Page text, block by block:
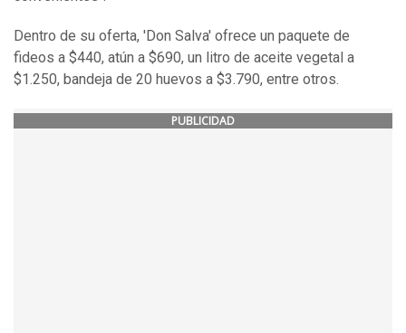
Dentro de su oferta, 'Don Salva' ofrece un paquete de
fideos a $440, atún a $690, un litro de aceite vegetal a
$1.250, bandeja de 20 huevos a $3.790, entre otros.
PUBLICIDAD